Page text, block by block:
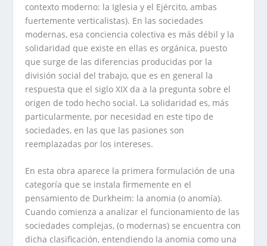
contexto moderno: la Iglesia y el Ejército, ambas
fuertemente verticalistas). En las sociedades
modernas, esa conciencia colectiva es más débil y la
solidaridad que existe en ellas es orgánica, puesto
que surge de las diferencias producidas por la
división social del trabajo, que es en general la
respuesta que el siglo XIX da a la pregunta sobre el
origen de todo hecho social. La solidaridad es, más
particularmente, por necesidad en este tipo de
sociedades, en las que las pasiones son
reemplazadas por los intereses.
En esta obra aparece la primera formulación de una
categoría que se instala firmemente en el
pensamiento de Durkheim: la anomia (o anomía).
Cuando comienza a analizar el funcionamiento de las
sociedades complejas, (o modernas) se encuentra con
dicha clasificación, entendiendo la anomia como una